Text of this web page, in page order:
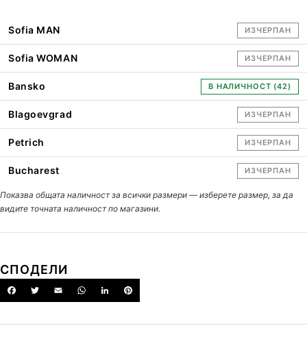
Sofia MAN ИЗЧЕРПАН
Sofia WOMAN ИЗЧЕРПАН
Bansko В НАЛИЧНОСТ (42)
Blagoevgrad ИЗЧЕРПАН
Petrich ИЗЧЕРПАН
Bucharest ИЗЧЕРПАН
Показва общата наличност за всички размери — изберете размер, за да
видите точната наличност по магазини.
СПОДЕЛИ